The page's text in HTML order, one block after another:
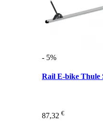
- 5%
Rail E-bike Thule
87,32 €